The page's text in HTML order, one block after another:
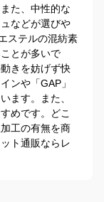
た、中性的な
などが選びや
ステルの混紡素
とが多いで
きを妨げず快
ンや「GAP」
ます。また、
めです。どこ
工の有無を商
ト通販ならレ